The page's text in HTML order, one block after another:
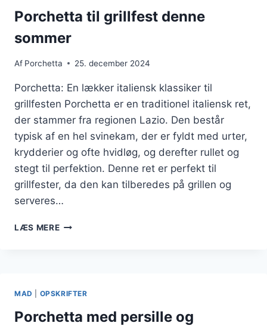
Porchetta til grillfest denne
sommer
Af Porchetta 25. december 2024
Porchetta: En lækker italiensk klassiker til
grillfesten Porchetta er en traditionel italiensk ret,
der stammer fra regionen Lazio. Den består
typisk af en hel svinekam, der er fyldt med urter,
krydderier og ofte hvidløg, og derefter rullet og
stegt til perfektion. Denne ret er perfekt til
grillfester, da den kan tilberedes på grillen og
serveres…
LÆS MEREPORCHETTA
MAD OPSKRIFTER
Porchetta med persille og